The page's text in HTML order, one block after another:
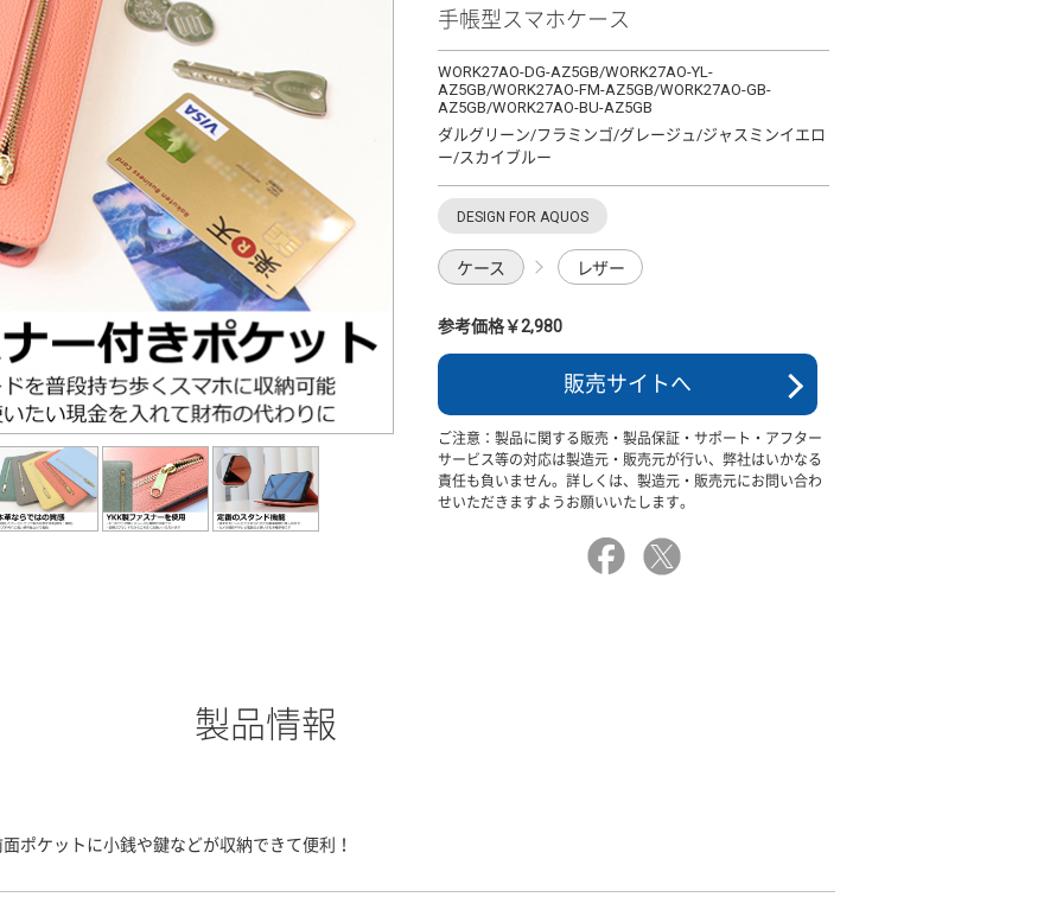
手帳型スマホケース
WORK27AO-DG-AZ5GB/WORK27AO-YL-
AZ5GB/WORK27AO-FM-AZ5GB/WORK27AO-GB-
AZ5GB/WORK27AO-BU-AZ5GB
ダルグリーン/フラミンゴ/グレージュ/ジャスミンイエロ
ー/スカイブルー
DESIGN FOR AQUOS
ケース レザー
参考価格￥2,980
販売サイトへ
ご注意：製品に関する販売・製品保証・サポート・アフター
サービス等の対応は製造元・販売元が行い、弊社はいかなる
責任も負いません。詳しくは、製造元・販売元にお問い合わ
せいただきますようお願いいたします。
製品情報
面ポケットに小銭や鍵などが収納できて便利！